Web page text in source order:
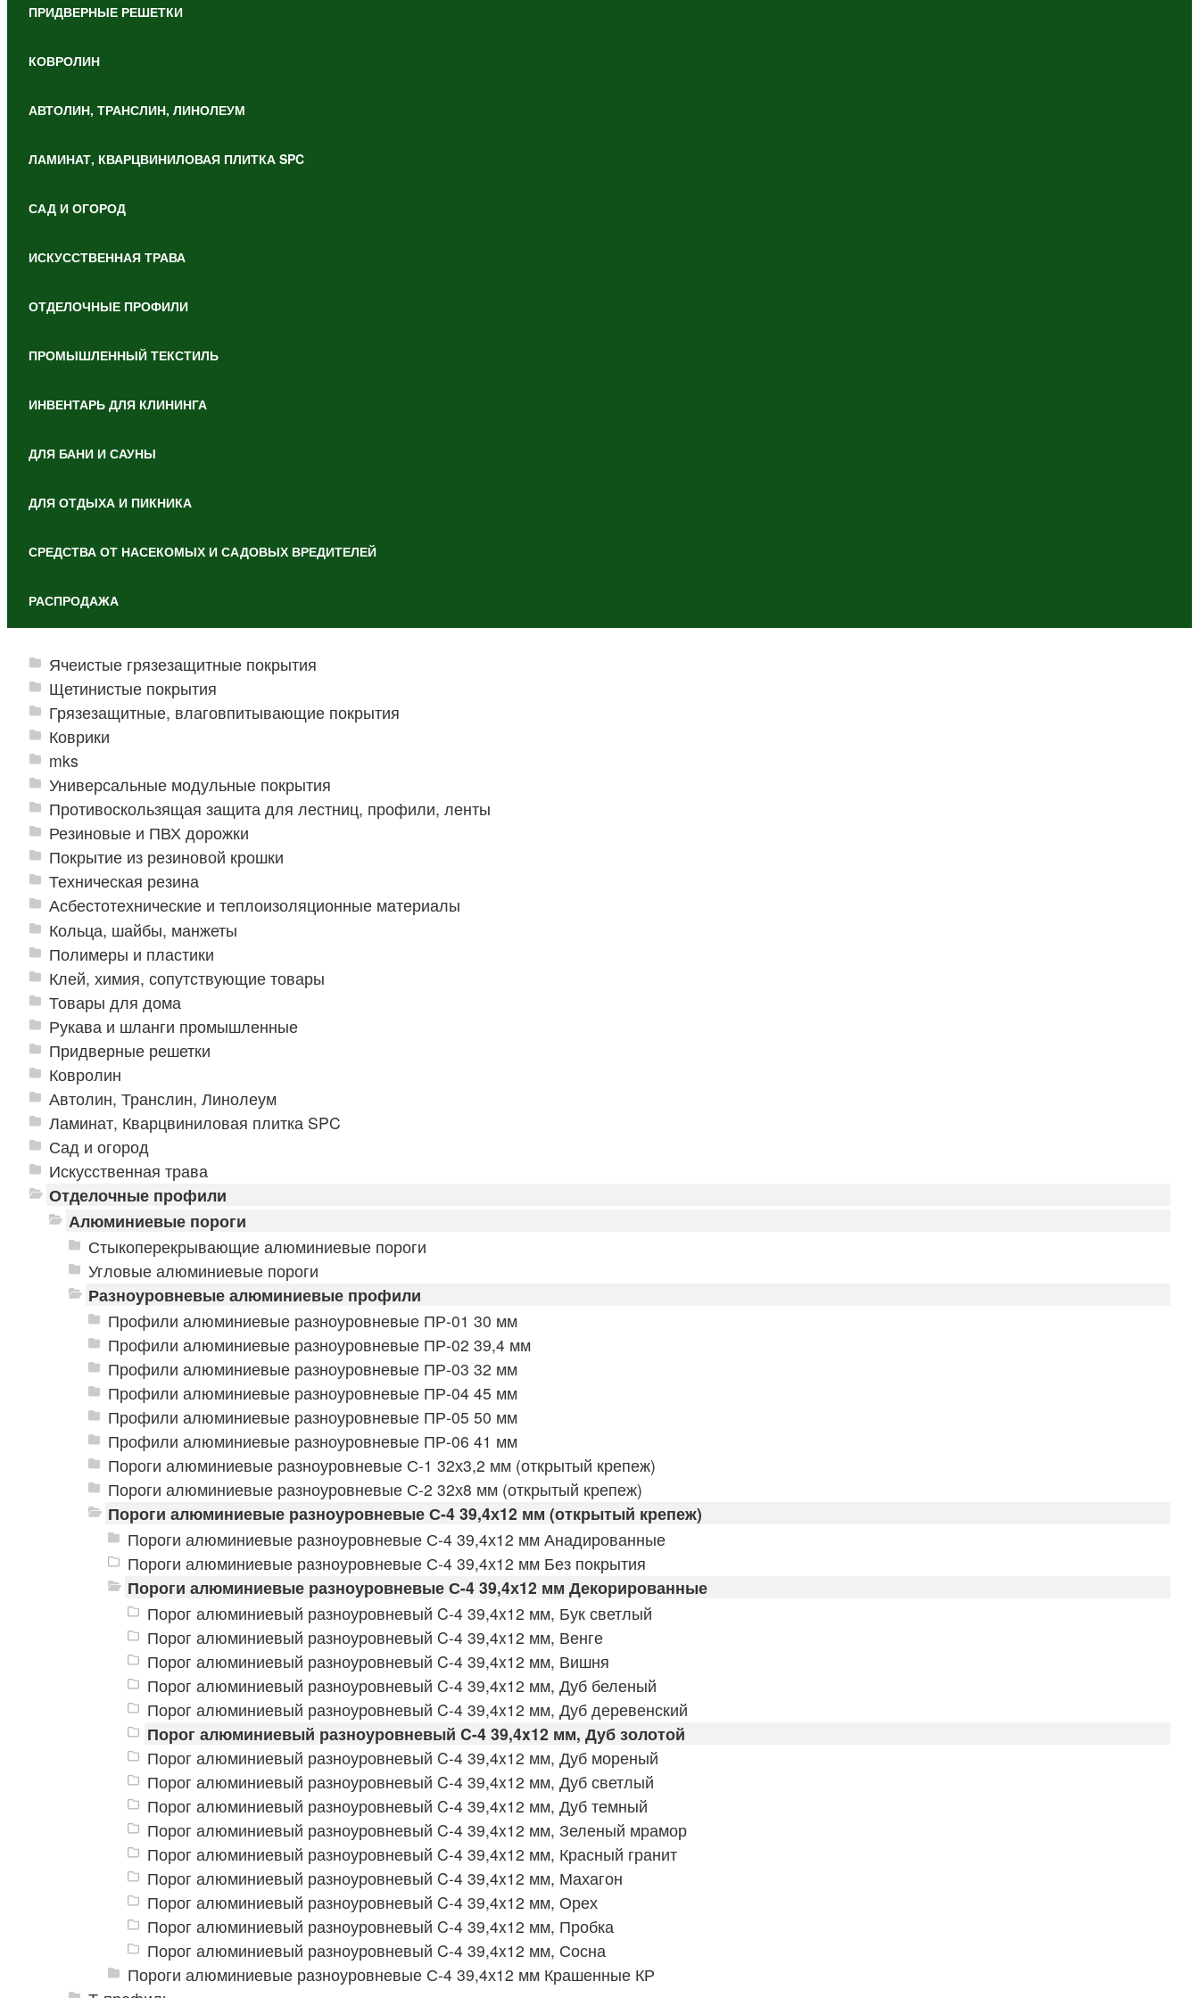
ПРИДВЕРНЫЕ РЕШЕТКИ
КОВРОЛИН
АВТОЛИН, ТРАНСЛИН, ЛИНОЛЕУМ
ЛАМИНАТ, КВАРЦВИНИЛОВАЯ ПЛИТКА SPC
САД И ОГОРОД
ИСКУССТВЕННАЯ ТРАВА
ОТДЕЛОЧНЫЕ ПРОФИЛИ
ПРОМЫШЛЕННЫЙ ТЕКСТИЛЬ
ИНВЕНТАРЬ ДЛЯ КЛИНИНГА
ДЛЯ БАНИ И САУНЫ
ДЛЯ ОТДЫХА И ПИКНИКА
СРЕДСТВА ОТ НАСЕКОМЫХ И САДОВЫХ ВРЕДИТЕЛЕЙ
РАСПРОДАЖА
Ячеистые грязезащитные покрытия
Щетинистые покрытия
Грязезащитные, влаговпитывающие покрытия
Коврики
mks
Универсальные модульные покрытия
Противоскользящая защита для лестниц, профили, ленты
Резиновые и ПВХ дорожки
Покрытие из резиновой крошки
Техническая резина
Асбестотехнические и теплоизоляционные материалы
Кольца, шайбы, манжеты
Полимеры и пластики
Клей, химия, сопутствующие товары
Товары для дома
Рукава и шланги промышленные
Придверные решетки
Ковролин
Автолин, Транслин, Линолеум
Ламинат, Кварцвиниловая плитка SPC
Сад и огород
Искусственная трава
Отделочные профили
Алюминиевые пороги
Стыкоперекрывающие алюминиевые пороги
Угловые алюминиевые пороги
Разноуровневые алюминиевые профили
Профили алюминиевые разноуровневые ПР-01 30 мм
Профили алюминиевые разноуровневые ПР-02 39,4 мм
Профили алюминиевые разноуровневые ПР-03 32 мм
Профили алюминиевые разноуровневые ПР-04 45 мм
Профили алюминиевые разноуровневые ПР-05 50 мм
Профили алюминиевые разноуровневые ПР-06 41 мм
Пороги алюминиевые разноуровневые С-1 32х3,2 мм (открытый крепеж)
Пороги алюминиевые разноуровневые С-2 32х8 мм (открытый крепеж)
Пороги алюминиевые разноуровневые С-4 39,4х12 мм (открытый крепеж)
Пороги алюминиевые разноуровневые С-4 39,4х12 мм Анадированные
Пороги алюминиевые разноуровневые С-4 39,4х12 мм Без покрытия
Пороги алюминиевые разноуровневые С-4 39,4х12 мм Декорированные
Порог алюминиевый разноуровневый C-4 39,4x12 мм, Бук светлый
Порог алюминиевый разноуровневый C-4 39,4x12 мм, Венге
Порог алюминиевый разноуровневый C-4 39,4x12 мм, Вишня
Порог алюминиевый разноуровневый C-4 39,4x12 мм, Дуб беленый
Порог алюминиевый разноуровневый C-4 39,4x12 мм, Дуб деревенский
Порог алюминиевый разноуровневый C-4 39,4x12 мм, Дуб золотой
Порог алюминиевый разноуровневый C-4 39,4x12 мм, Дуб мореный
Порог алюминиевый разноуровневый C-4 39,4x12 мм, Дуб светлый
Порог алюминиевый разноуровневый C-4 39,4x12 мм, Дуб темный
Порог алюминиевый разноуровневый C-4 39,4x12 мм, Зеленый мрамор
Порог алюминиевый разноуровневый C-4 39,4x12 мм, Красный гранит
Порог алюминиевый разноуровневый C-4 39,4x12 мм, Махагон
Порог алюминиевый разноуровневый C-4 39,4x12 мм, Орех
Порог алюминиевый разноуровневый C-4 39,4x12 мм, Пробка
Порог алюминиевый разноуровневый C-4 39,4x12 мм, Сосна
Пороги алюминиевые разноуровневые С-4 39,4х12 мм Крашенные КР